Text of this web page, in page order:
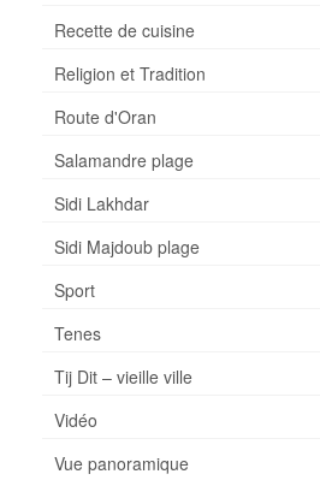
Recette de cuisine
Religion et Tradition
Route d'Oran
Salamandre plage
Sidi Lakhdar
Sidi Majdoub plage
Sport
Tenes
Tij Dit – vieille ville
Vidéo
Vue panoramique